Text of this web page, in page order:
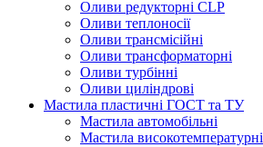
Оливи редукторні CLP
Оливи теплоносії
Оливи трансмісійні
Оливи трансформаторні
Оливи турбінні
Оливи циліндрові
Мастила пластичні ГОСТ та ТУ
Мастила автомобільні
Мастила високотемпературні